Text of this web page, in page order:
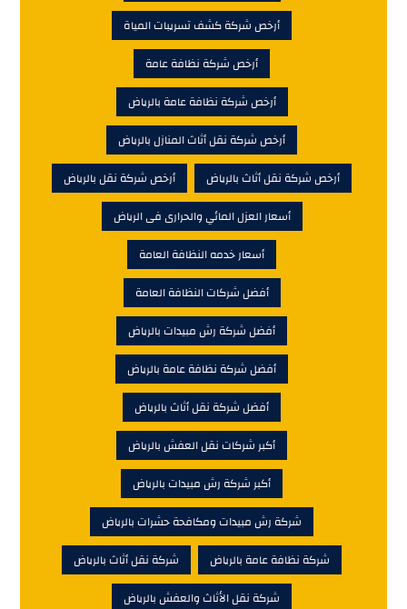
أرخص شركة كشف تسريبات المياة
أرخص شركة نظافة عامة
أرخص شركة نظافة عامة بالرياض
أرخص شركة نقل أثاث المنازل بالرياض
أرخص شركة نقل أثاث بالرياض
أرخص شركة نقل بالرياض
أسعار العزل المائي والحرارى فى الرياض
أسعار خدمه النظافة العامة
أفضل شركات النظافة العامة
أفضل شركة رش مبيدات بالرياض
أفضل شركة نظافة عامة بالرياض
أفضل شركة نقل أثاث بالرياض
أكبر شركات نقل العفش بالرياض
أكبر شركة رش مبيدات بالرياض
شركة رش مبيدات ومكافحة حشرات بالرياض
شركة نظافة عامة بالرياض
شركة نقل أثاث بالرياض
شركة نقل الأثاث والعفش بالرياض